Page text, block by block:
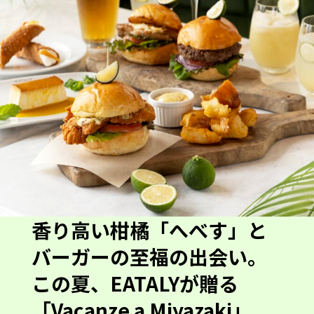
香り高い柑橘「へべす」と
バーガーの至福の出会い。
この夏、EATALYが贈る